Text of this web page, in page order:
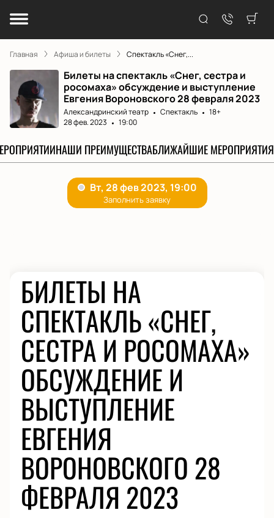
Главная Афиша и билеты Спектакль «Снег,...
Билеты на спектакль «Снег, сестра и
росомаха» обсуждение и выступление
Евгения Вороновского 28 февраля 2023
Александринский театр Спектакль
18+
28 фев. 2023
19:00
НАШИ ПРЕИМУЩЕСТВАБЛИЖАЙШИЕ МЕРОПРИЯТИЯ
БИЛЕТЫ НА
СПЕКТАКЛЬ «СНЕГ,
СЕСТРА И РОСОМАХА»
ОБСУЖДЕНИЕ И
ВЫСТУПЛЕНИЕ
ЕВГЕНИЯ
ВОРОНОВСКОГО 28
ФЕВРАЛЯ 2023